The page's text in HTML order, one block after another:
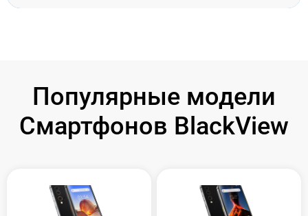
Популярные модели
Смартфонов BlackView